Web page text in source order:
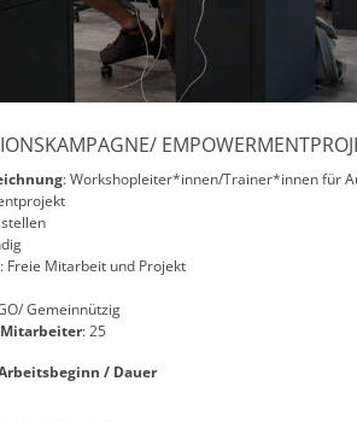
: Workshopleiter*innen/Trainer*innen für
: Freie Mitarbeit und Projekt
Gemeinnützig
: 25
/ Dauer